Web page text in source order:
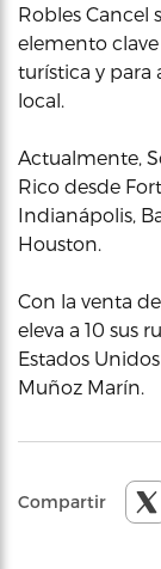
Robles Cancel
elemento
turística y para
local.
Actualmente,
Rico desde
Indianápolis,
Houston.
Con la venta
eleva a 10 sus
Estados
Muñoz Marín.
Compartir